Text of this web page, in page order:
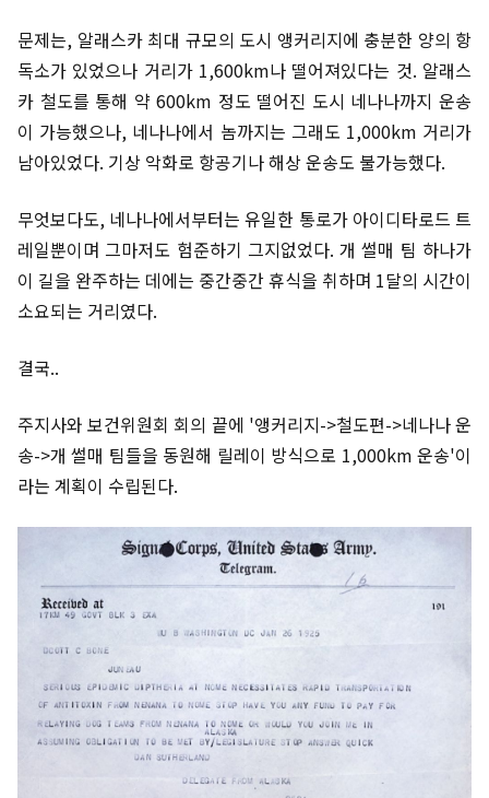
문제는, 알래스카 최대 규모의 도시 앵커리지에 충분한 양의 항
독소가 있었으나 거리가 1,600km나 떨어져있다는 것. 알래스
카 철도를 통해 약 600km 정도 떨어진 도시 네나나까지 운송
이 가능했으나, 네나나에서 놈까지는 그래도 1,000km 거리가
남아있었다. 기상 악화로 항공기나 해상 운송도 불가능했다.
무엇보다도, 네나나에서부터는 유일한 통로가 아이디타로드 트
레일뿐이며 그마저도 험준하기 그지없었다. 개 썰매 팀 하나가
이 길을 완주하는 데에는 중간중간 휴식을 취하며 1달의 시간이
소요되는 거리였다.
결국..
주지사와 보건위원회 회의 끝에 '앵커리지->철도편->네나나 운
송->개 썰매 팀들을 동원해 릴레이 방식으로 1,000km 운송'이
라는 계획이 수립된다.